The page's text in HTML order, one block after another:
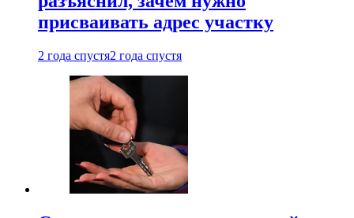
присваивать адрес участку
2 года спустя2 года спустя